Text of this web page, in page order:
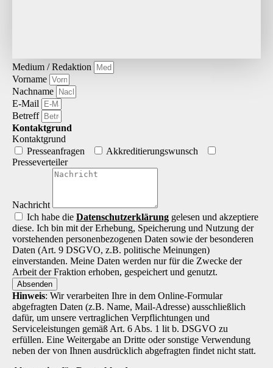
Medium / Redaktion
Vorname
Nachname
E-Mail
Betreff
Kontaktgrund
Kontaktgrund
Presseanfragen
Akkreditierungs­wunsch
Presseverteiler
Nachricht
Ich habe die Datenschutz­erklärung gelesen und akzeptiere
diese. Ich bin mit der Erhebung, Speicherung und Nutzung der
vorstehenden personenbezogenen Daten sowie der besonderen
Daten (Art. 9 DSGVO, z.B. politische Meinungen)
einverstanden. Meine Daten werden nur für die Zwecke der
Arbeit der Fraktion erhoben, gespeichert und genutzt.
Absenden
Hinweis: Wir verarbeiten Ihre in dem Online-Formular
abgefragten Daten (z.B. Name, Mail-Adresse) ausschließlich
dafür, um unsere vertraglichen Verpflichtungen und
Serviceleistungen gemäß Art. 6 Abs. 1 lit b. DSGVO zu
erfüllen. Eine Weitergabe an Dritte oder sonstige Verwendung
neben der von Ihnen ausdrücklich abgefragten findet nicht statt.